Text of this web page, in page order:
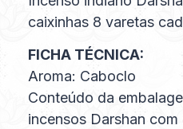
caixinhas 8 varetas
FICHA TÉCNICA:
Aroma: Caboclo
Conteúdo da
incensos Darshan